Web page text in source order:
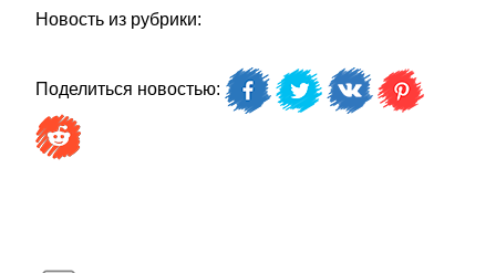
Новость из рубрики:
Поделиться новостью: